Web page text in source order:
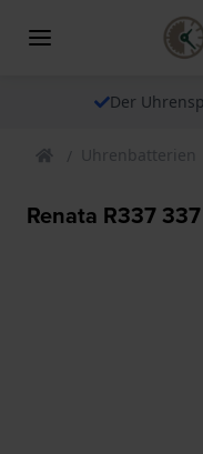
Der
Uhrenbatterien
Renata R337